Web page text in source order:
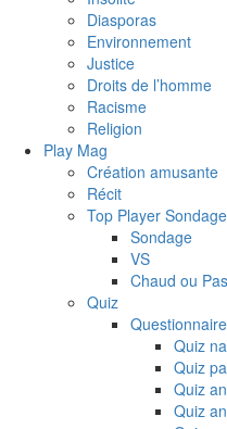
Diasporas
Environnement
Justice
Droits de l’homme
Racisme
Religion
Play Mag
Création amusante
Récit
Top Player Sondage
Sondage
VS
Chaud ou Pas
Quiz
Questionnaire
Quiz
Quiz
Quiz
Quiz